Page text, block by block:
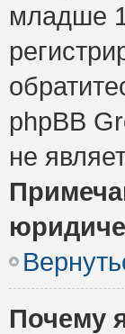
младше
phpBB
не
Почему